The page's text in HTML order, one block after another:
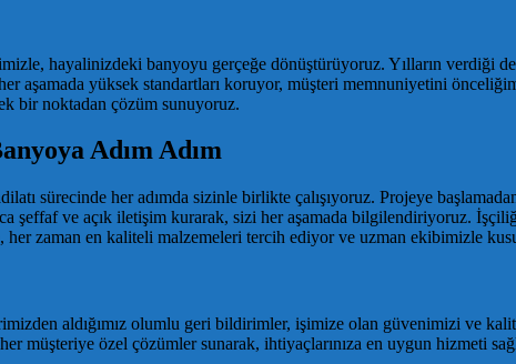
hayalinizdeki banyoyu gerçeğe dönüştürüyoruz. Yılların verdiği
aşamada yüksek standartları koruyor, müşteri memnuniyetini
bir noktadan çözüm sunuyoruz.
Adım Adım
sürecinde her adımda sizinle birlikte çalışıyoruz. Projeye
ve açık iletişim kurarak, sizi her aşamada bilgilendiriyoruz.
her zaman en kaliteli malzemeleri tercih ediyor ve uzman ekibimizle
aldığımız olumlu geri bildirimler, işimize olan güvenimizi ve
özel çözümler sunarak, ihtiyaçlarınıza en uygun hizmeti